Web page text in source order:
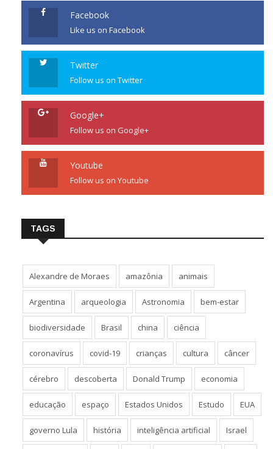
Facebook
Like us on Facebook
Twitter
Follow us on Twitter
Google+
Follow us on Google+
Youtube
Follow us on Youtube
TAGS
Alexandre de Moraes amazônia animais
Argentina arqueologia Astronomia bem-estar
biodiversidade Brasil china ciência
coronavírus covid-19 crianças cultura câncer
cérebro descoberta Donald Trump economia
educação espaço Estados Unidos Estudo EUA
governo Lula história inteligência artificial Israel